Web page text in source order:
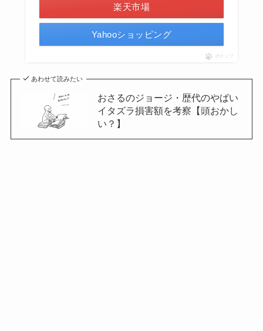
楽天市場
Yahooショッピング
ポチップ
あわせて読みたい
おさるのジョージ・歴代のやばい
イタズラ損害額を考察【頭おかし
い？】